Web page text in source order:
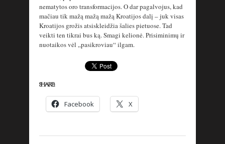
nematytos oro transformacijos. O dar pagalvojus, kad
mačiau tik mažą mažą mažą Kroatijos dalį – juk visas
Kroatijos grožis atsiskleidžia šalies pietuose. Tad
veikti ten tikrai bus ką. Smagi kelionė. Prisiminimų ir
nuotaikos vėl „pasikroviau“ ilgam.
SHARE:
Facebook X